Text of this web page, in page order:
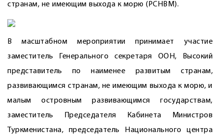
странам, не имеющим выхода к морю (РСНВМ).
В масштабном мероприятии принимает участие
заместитель Генерального секретаря ООН, Высокий
представитель по наименее развитым странам,
развивающимся странам, не имеющим выхода к морю, и
малым островным развивающимся государствам,
заместитель Председателя Кабинета Министров
Туркменистана, председатель Национального центра